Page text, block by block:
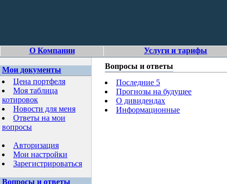
О Компании Услуги и тарифы
Мои документы
Цена портфеля
Моя таблица
котировок
Новости для меня
Ответы на мои
вопросы
Авторизация
Мои настройки
Зарегистрироваться
Вопросы и ответы
Вопросы и ответы
Последние 5
Прогнозы на будущее
О дивидендах
Информационные